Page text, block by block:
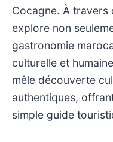
Cocagne. À
explore non
gastronomie
culturelle et
mêle découverte
authentiques,
simple guide